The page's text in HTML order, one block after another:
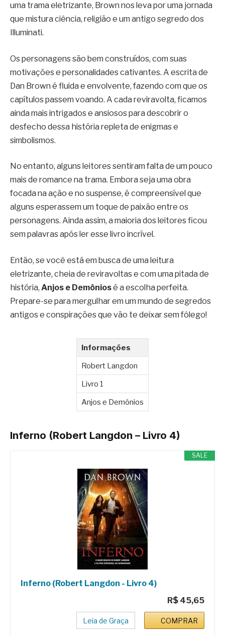
uma trama eletrizante, Brown nos leva por uma jornada
que mistura ciência, religião e um antigo segredo dos
Illuminati.
Os personagens são bem construídos, com suas
motivações e personalidades cativantes. A escrita de
Dan Brown é fluida e envolvente, fazendo com que os
capítulos passem voando. A cada reviravolta, ficamos
ainda mais intrigados e ansiosos para descobrir o
desfecho dessa história repleta de enigmas e
simbolismos.
No entanto, alguns leitores sentiram falta de um pouco
mais de romance na trama. Embora seja uma obra
focada na ação e no suspense, é compreensível que
alguns esperassem um toque de paixão entre os
personagens. Ainda assim, a maioria dos leitores ficou
sem palavras após ler esse livro incrível.
Então, se você está em busca de uma leitura
eletrizante, cheia de reviravoltas e com uma pitada de
história, Anjos e Demôniosé a escolha perfeita.
Prepare-se para mergulhar em um mundo de segredos
antigos e conspirações que vão te deixar sem fôlego!
Informações
Robert Langdon
Livro 1
Anjos e Demônios
Inferno (Robert Langdon – Livro 4)
SALE
Inferno (Robert Langdon - Livro 4)
R$ 45,65
Leia de Graça COMPRAR